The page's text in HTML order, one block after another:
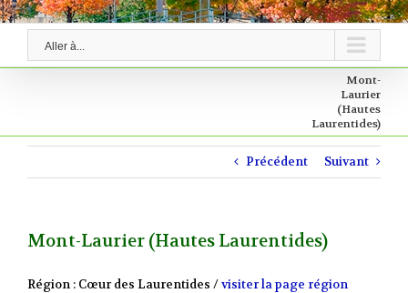
Aller à...
Mont-
Laurier
(Hautes
Laurentides)
Précédent Suivant
Mont-Laurier (Hautes Laurentides)
Région : Cœur des Laurentides /visiter la page région